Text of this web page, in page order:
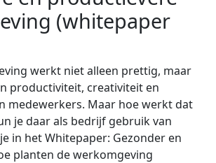
(whitepaper
werkt niet alleen prettig, maar
productiviteit, creativiteit en
medewerkers. Maar hoe werkt dat
je daar als bedrijf gebruik van
in het Whitepaper: Gezonder en
planten de werkomgeving